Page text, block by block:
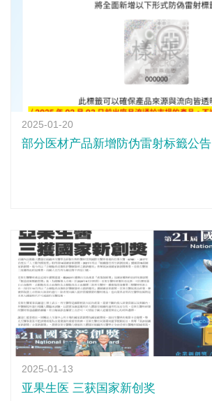
2025-01-20
部分医材产品新增防伪雷射标籤公告
2025-01-13
亚果生医 三获国家新创奖